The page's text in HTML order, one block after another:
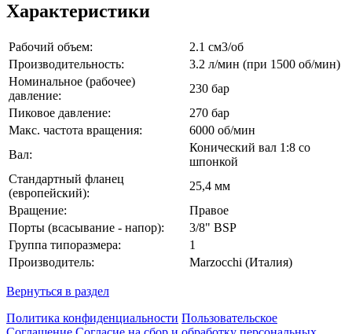
Характеристики
Рабочий объем:
2.1 см3/об
Производительность:
3.2 л/мин (при 1500 об/мин)
Номинальное (рабочее)
давление:
230 бар
Пиковое давление:
270 бар
Макс. частота вращения:
6000 об/мин
Вал:
Конический вал 1:8 со
шпонкой
Стандартный фланец
(европейский):
25,4 мм
Вращение:
Правое
Порты (всасывание - напор):
3/8" BSP
Группа типоразмера:
1
Производитель:
Marzocchi (Италия)
Вернуться в раздел
Политика конфиденциальности Пользовательское